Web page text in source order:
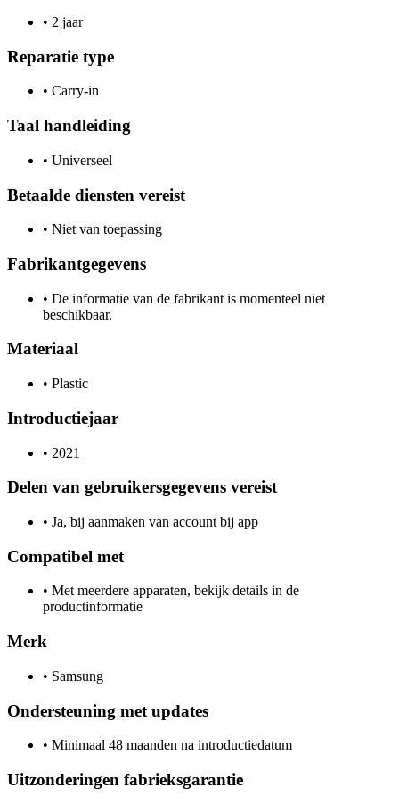
• 2 jaar
Reparatie type
• Carry-in
Taal handleiding
• Universeel
Betaalde diensten vereist
• Niet van toepassing
Fabrikantgegevens
• De informatie van de fabrikant is momenteel niet
beschikbaar.
Materiaal
• Plastic
Introductiejaar
• 2021
Delen van gebruikersgegevens vereist
• Ja, bij aanmaken van account bij app
Compatibel met
• Met meerdere apparaten, bekijk details in de
productinformatie
Merk
• Samsung
Ondersteuning met updates
• Minimaal 48 maanden na introductiedatum
Uitzonderingen fabrieksgarantie